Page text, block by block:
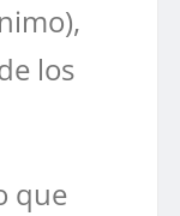
los
que